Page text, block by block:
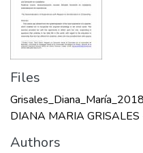
Files
DIANA MARIA
Authors